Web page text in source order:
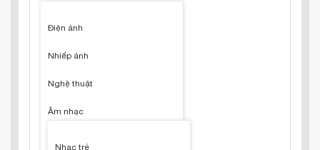
Điện ảnh
Nhiếp ảnh
Nghệ thuật
Âm nhạc
Nhạc trẻ